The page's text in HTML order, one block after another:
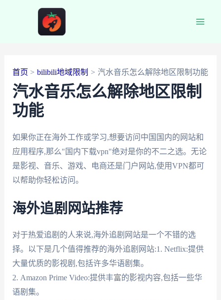
首页 bilibili地域限制 汽水音乐怎么解除地区限制功能
汽水音乐怎么解除地区限制
功能
如果你正在海外工作或学习,想要访问中国国内的网站和
应用程序,那么"国内下载vpn"绝对是你的不二之选。无论
是影视、音乐、游戏、电商还是门户网站,使用VPN都可
以帮助你轻松访问。
海外追剧网站推荐
对于热爱追剧的人来说,海外追剧网站是一个不错的选
择。以下是几个值得推荐的海外追剧网站:1. Netflix:提供
大量优质的影视剧,包括许多华语剧集。
2. Amazon Prime Video:提供丰富的影视内容,包括一些华
语剧集。